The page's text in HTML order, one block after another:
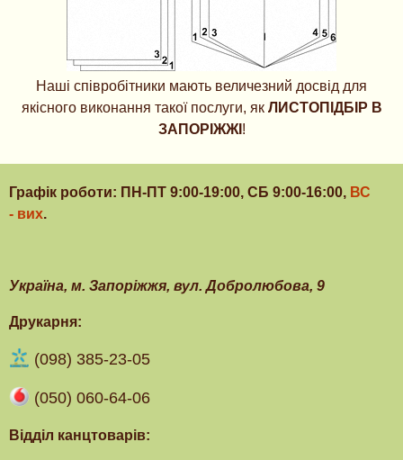
Наші співробітники мають величезний досвід для
якісного виконання такої послуги, як ЛИСТОПІДБІР В
ЗАПОРІЖЖІ !
Графік роботи: ПН-ПТ 9:00-19:00, СБ 9:00-16:00, ВС
- вих.
Українa, м. Запоріжжя, вул. Добролюбова, 9
Друкарня:
(098) 385-23-05
(050) 060-64-06
Відділ канцтоварів: